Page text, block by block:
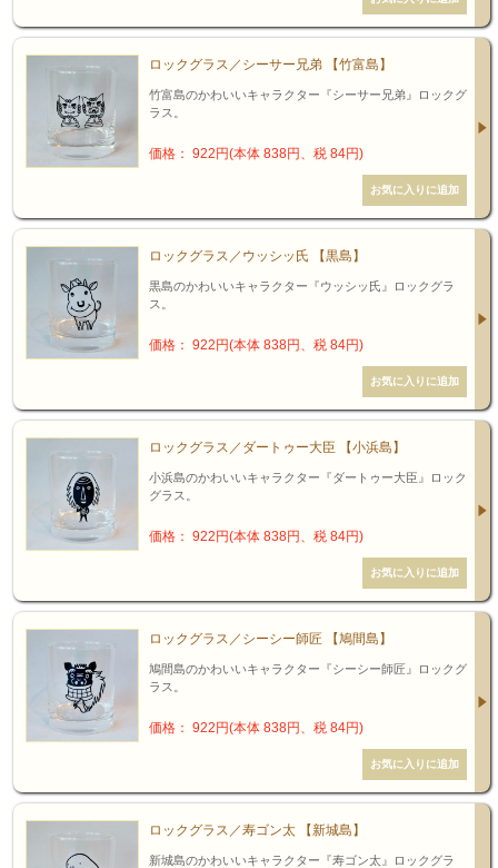
ロックグラス／シーサー兄弟 【竹富島】
竹富島のかわいいキャラクター『シーサー兄弟』ロックグ
ラス。
価格： 922円(本体 838円、税 84円)
ロックグラス／ウッシッ氏 【黒島】
黒島のかわいいキャラクター『ウッシッ氏』ロックグラ
ス。
価格： 922円(本体 838円、税 84円)
ロックグラス／ダートゥー大臣 【小浜島】
小浜島のかわいいキャラクター『ダートゥー大臣』ロック
グラス。
価格： 922円(本体 838円、税 84円)
ロックグラス／シーシー師匠 【鳩間島】
鳩間島のかわいいキャラクター『シーシー師匠』ロックグ
ラス。
価格： 922円(本体 838円、税 84円)
ロックグラス／寿ゴン太 【新城島】
新城島のかわいいキャラクター『寿ゴン太』ロックグラ